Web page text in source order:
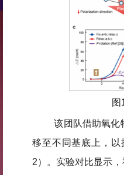
图
该团队借助氧化
移至不同基底上，
2）。实验对比显示